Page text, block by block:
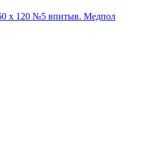
х 120 №5 впитыв. Медпол